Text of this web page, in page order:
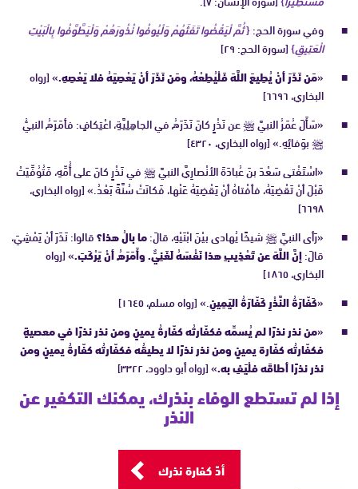
وفي سورة الحج:{ثُمَّ لْيَقْضُوا تَفَثَهُمْ وَلْيُوفُوا نُذُورَهُمْ وَلْيَطَّوَّفُوا بِالْبَيْتِ
الْعَتِيقِ}[سورة الحج: ٢٩]
«مَن نَذَرَ أنْ يُطِيعَ اللَّهَ فَلْيُطِعْهُ، ومَن نَذَرَ أنْ يَعْصِيَهُ فلا يَعْصِهِ.» [رواه
البخاري، ٦٦٩٦]
«سَأَلَ عُمَرُ النبيَّ ﷺ عن نَذْرٍ كانَ نَذَرَهُ في الجاهِلِيَّةِ، اعْتِكافٍ: فأمَرَهُ النبيُّ
ﷺ بوَفائِهِ.» [رواه البخاري، ٤٣٢٠]
«اسْتَفْتى سَعْدَ بنَ عُبادَةَ الأنْصارِيَّ النبيَّ ﷺ في نَذْرٍ كانَ على أُمِّهِ، فَتُوُفِّيَتْ
قَبْلَ أنْ تَقْضِيَهُ، فأفْتاهُ أنْ يَقْضِيَهُ عَنْها، فَكانَتْ سُنَّةً بَعْدُ.» [رواه البخاري،
٦٦٩٨]
«رَأى النبيَّ ﷺ شيخًا يُهادى بيْنَ ابْنَيْهِ، قالَ:ما بالُ هذا؟قالوا: نَذَرَ أنْ يَمْشِيَ،
قالَ:إنَّ اللَّهَ عن تَعْذِيبِ هذا نَفْسَهُ لَغَنِيٌّ. وأَمَرَهُ أنْ يَرْكَبَ.» [رواه
البخاري، ١٨٦٥]
«كَفّارَةُ النَّذْرِ كَفّارَةُ اليَمِينِ.» [رواه مسلم، ١٦٤٥]
«من نذر نذرًا لم يُسمِّه فكفّارتُه كفّارةُ يمينٍ ومن نذر نذرًا في معصيةٍ
فكفّارتُه كفّارة يمينٍ ومن نذر نذرًا لا يطيقُه فكفّارتُه كفّارةُ يمينٍ ومن
نذر نذرًا أطاقَه فلْيَفِ به.» [رواه أبو داوود، ٣٣٢٢]
إذا لم تستطع الوفاء بنذرك، يمكنك التكفير عن
النذر
أدِّ كفارة نذرك